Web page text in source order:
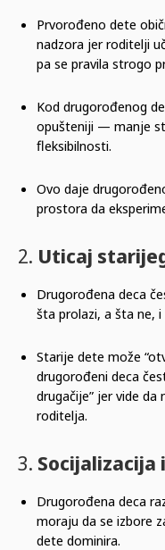
Prvorođeno dete
nadzora jer roditelji
pa se pravila strogo
Kod drugorođenog
opušteniji — manje
fleksibilnosti.
Ovo daje
prostora da
2. Uticaj
Drugorođena deca
šta prolazi, a šta ne,
Starije dete može
drugorođeni deca
drugačije” jer vide
roditelja.
3.
Drugorođena deca
moraju da se izbore
dete dominira.